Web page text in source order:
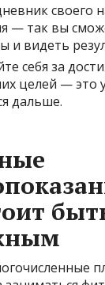
своего
— так вы
и видеть
себя за
целей — это
дальше.